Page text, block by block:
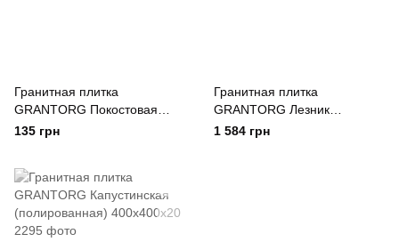
Гранитная плитка
GRANTORG Покостовая
(термообработанная)
135 грн
Гранитная плитка
GRANTORG Лезник
полированная 600x300x30
1 584 грн